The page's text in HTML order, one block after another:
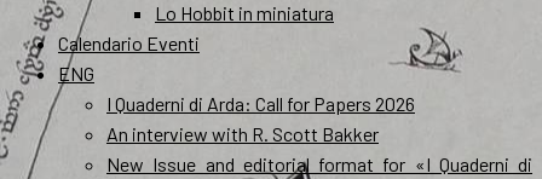
Lo Hobbit in miniatura
Calendario Eventi
ENG
I Quaderni di Arda: Call for Papers 2026
An interview with R. Scott Bakker
New Issue and editorial format for «I Quaderni di